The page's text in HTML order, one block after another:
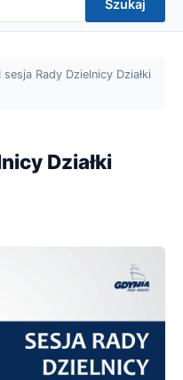
Szukaj
sesja Rady Dzielnicy Działki
Działki